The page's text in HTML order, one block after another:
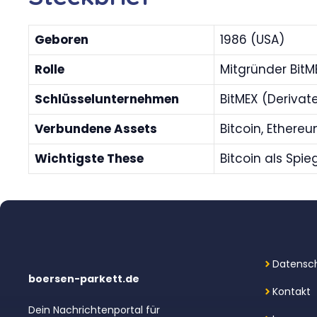
Geboren
1986 (USA)
Rolle
Mitgründer
Schlüsselunternehmen
BitMEX
Verbundene Assets
Bitcoin,
Wichtigste These
Bitcoin als
boersen-parkett.de
Dein Nachrichtenportal für
Kontakt